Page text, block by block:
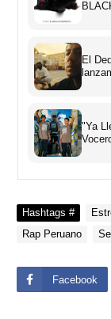
El
"Ya
Hashtags #
Rap Peruano
Facebook